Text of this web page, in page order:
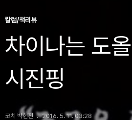
칼럼/책리뷰
차이나는 도
시진핑
코치 박현진 2016. 5. 11. 03:28